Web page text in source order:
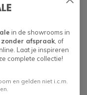
nieuwsbrief
laatste acties
in de showrooms in
zonder afspraak, of
Laat je inspireren
complete collectie!
en gelden niet i.c.m.